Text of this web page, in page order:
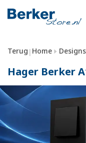
Terug | Home
Hager Berker